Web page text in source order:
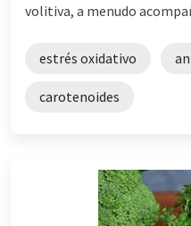
volitiva, a menudo
estrés oxidativo
carotenoides